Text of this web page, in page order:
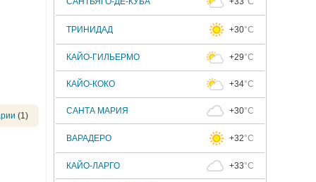
(1)
ТРИНИДАД +30°C
КАЙО-ГИЛЬЕРМО +29°C
КАЙО-КОКО +34°C
САНТА МАРИЯ +30°C
ВАРАДЕРО +32°C
КАЙО-ЛАРГО +33°C